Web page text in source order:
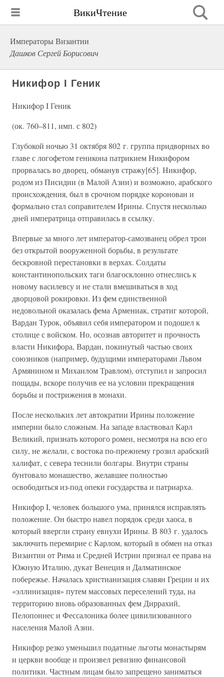
ВикиЧтение
Императоры Византии
Дашков Сергей Борисович
Никифор I Геник
Никифор I Геник
(ок. 760–811, имп. с 802)
Глубокой ночью 31 октября 802 г. группа придворных во
главе с логофетом геникона патрикием Никифором
прорвалась во дворец, обманув стражу[65]. Никифор,
родом из Писидии (в Малой Азии) и возможно, арабского
происхождения, был в срочном порядке коронован и
формально стал соправителем Ирины. Спустя несколько
дней императрица отправилась в ссылку.
Впервые за много лет император-самозванец обрел трон
без открытой вооруженной борьбы, в результате
бескровной перестановки в верхах. Солдаты
константинопольских таги благосклонно отнеслись к
новому василевсу и не стали вмешиваться в ход
дворцовой рокировки. Из фем единственной
недовольной оказалась фема Армениак, стратиг которой,
Вардан Турок, объявил себя императором и подошел к
столице с войском. Но, осознав авторитет и прочность
власти Никифора, Вардан, покинутый частью своих
союзников (например, будущими императорами Львом
Армянином и Михаилом Травлом), отступил и запросил
пощады, вскоре получив ее на условии прекращения
борьбы и пострижения в монахи.
После нескольких лет автократии Ирины положение
империи было сложным. На западе властвовал Карл
Великий, признать которого ромеи, несмотря на всю его
силу, не желали, с востока по-прежнему грозил арабский
халифат, с севера теснили болгары. Внутри страны
бунтовало монашество, желавшее полностью
освободиться из-под опеки государства и патриарха.
Никифор I, человек большого ума, принялся исправлять
положение. Он быстро навел порядок среди хаоса, в
который ввергли страну евнухи Ирины. В 803 г. удалось
заключить перемирие с Карлом, который в обмен на отказ
Византии от Рима и Средней Истрии признал ее права на
Южную Италию, дукат Венеция и Далматинское
побережье. Началась христианизация славян Греции и их
«эллинизация» путем массовых переселений туда, на
территорию вновь образованных фем Диррахий,
Пелопоннес и Фессалоника более цивилизованного
населения Малой Азии.
Никифор резко уменьшил податные льготы монастырям
и церкви вообще и произвел ревизию финансовой
политики. Частным лицам было запрещено заниматься